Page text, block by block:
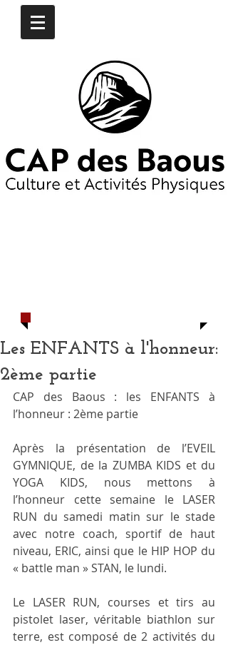
Les ENFANTS à l'honneur:
2ème partie
CAP des Baous : les ENFANTS à
l’honneur : 2ème partie
Après la présentation de l’EVEIL
GYMNIQUE, de la ZUMBA KIDS et du
YOGA KIDS, nous mettons à
l’honneur cette semaine le LASER
RUN du samedi matin sur le stade
avec notre coach, sportif de haut
niveau, ERIC, ainsi que le HIP HOP du
« battle man » STAN, le lundi.
Le LASER RUN, courses et tirs au
pistolet laser, véritable biathlon sur
terre, est composé de 2 activités du